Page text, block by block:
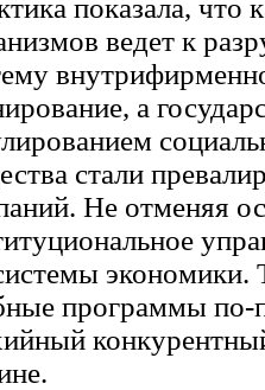
показала, что
ведет к
а
стали
Не отменяя
экономики.
программы по-